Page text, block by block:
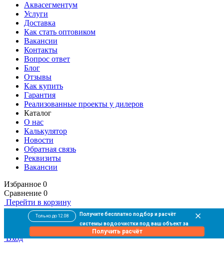
Аквасегментум
Услуги
Доставка
Как стать оптовиком
Вакансии
Контакты
Вопрос ответ
Блог
Отзывы
Как купить
Гарантия
Реализованные проекты у дилеров
Каталог
О нас
Калькулятор
Новости
Обратная связь
Реквизиты
Вакансии
Избранное 0
Сравнение 0
Перейти в корзину
0
В корзинепока пусто
Оформить заказ
Вход
Получите бесплатно подбор и расчёт
системы водоочистки под ваш объект за
10 минутПолучить расчёт
Только до 12.08